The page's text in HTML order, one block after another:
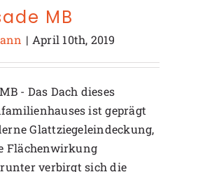
MB
| April 10th, 2019
- Das Dach dieses
ist geprägt
Glattziegeleindeckung,
Flächenwirkung
verbirgt sich die